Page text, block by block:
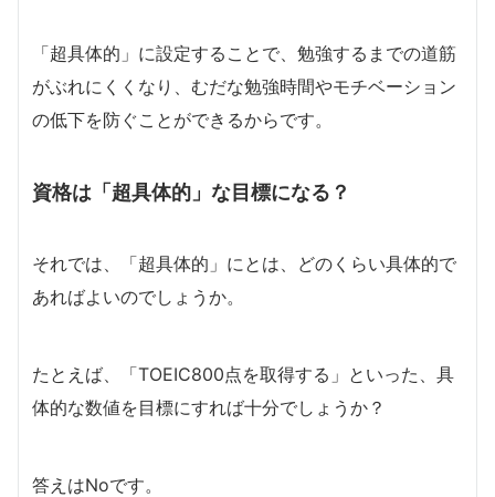
「超具体的」に設定することで、勉強するまでの道筋
がぶれにくくなり、むだな勉強時間やモチベーション
の低下を防ぐことができるからです。
資格は「超具体的」な目標になる？
それでは、「超具体的」にとは、どのくらい具体的で
あればよいのでしょうか。
たとえば、「TOEIC800点を取得する」といった、具
体的な数値を目標にすれば十分でしょうか？
答えはNoです。